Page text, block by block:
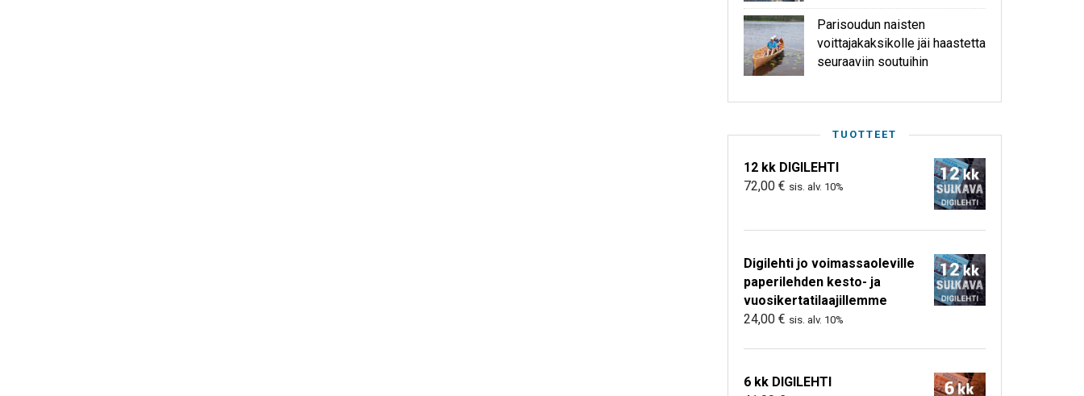
Parisoudun naisten
voittajakaksikolle jäi haastetta
seuraaviin soutuihin
TUOTTEET
12 kk DIGILEHTI
72,00 € sis. alv. 10%
Digilehti jo voimassaoleville
paperilehden kesto- ja
vuosikertatilaajillemme
24,00 € sis. alv. 10%
6 kk DIGILEHTI